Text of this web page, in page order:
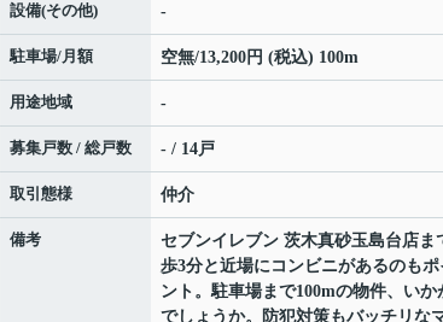
設備(その他) -
駐車場/月額 空無/13,200円 (税込) 100m
用途地域 -
募集戸数 / 総戸数 - / 14戸
取引態様 仲介
備考
セブンイレブン 茨木真砂玉島台店ま
歩3分と近場にコンビニがあるのもポ
ント。駐車場まで100mの物件、いか
でしょうか。防犯対策もバッチリな